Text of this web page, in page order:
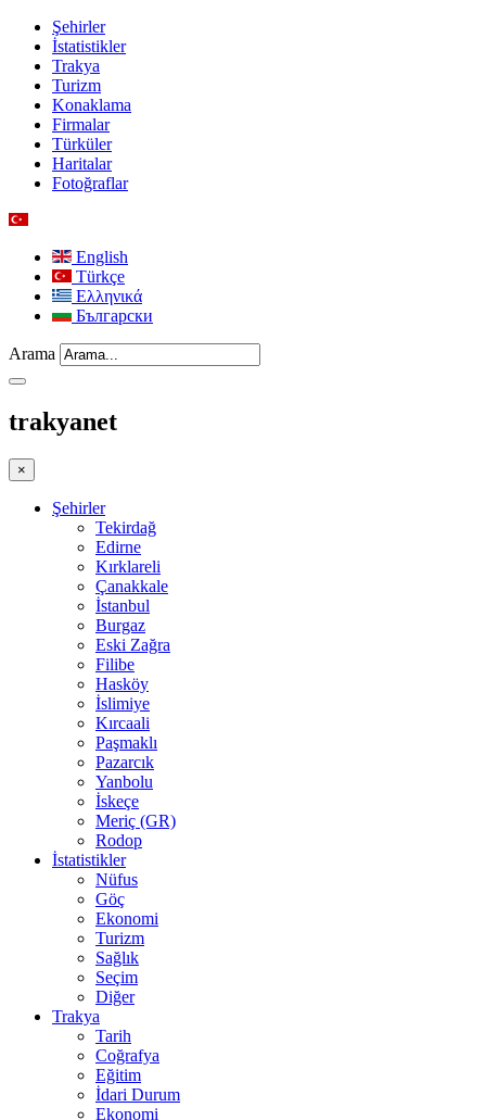
Şehirler
İstatistikler
Trakya
Turizm
Konaklama
Firmalar
Türküler
Haritalar
Fotoğraflar
English
Türkçe
Ελληνικά
Български
Arama
trakyanet
×
Şehirler
Tekirdağ
Edirne
Kırklareli
Çanakkale
İstanbul
Burgaz
Eski Zağra
Filibe
Hasköy
İslimiye
Kırcaali
Paşmaklı
Pazarcık
Yanbolu
İskeçe
Meriç (GR)
Rodop
İstatistikler
Nüfus
Göç
Ekonomi
Turizm
Sağlık
Seçim
Diğer
Trakya
Tarih
Coğrafya
Eğitim
İdari Durum
Ekonomi